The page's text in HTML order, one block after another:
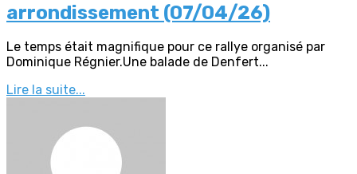
arrondissement (07/04/26)
Le temps était magnifique pour ce rallye organisé par
Dominique Régnier.Une balade de Denfert...
Lire la suite...